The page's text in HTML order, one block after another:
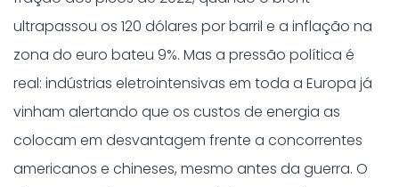
ultrapassou os 120 dólares por barril e a inflação na
zona do euro bateu 9%. Mas a pressão política é
real: indústrias eletrointensivas em toda a Europa já
vinham alertando que os custos de energia as
colocam em desvantagem frente a concorrentes
americanos e chineses, mesmo antes da guerra. O